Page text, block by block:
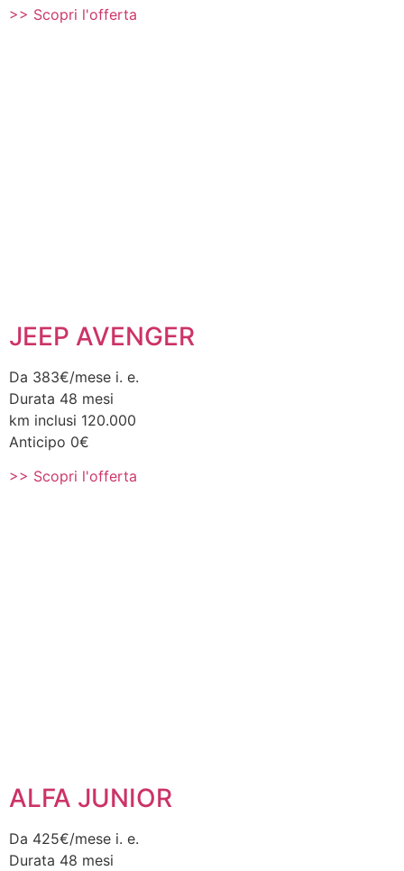
>> Scopri l'offerta
JEEP AVENGER
Da 383€/mese i. e.
Durata 48 mesi
km inclusi 120.000
Anticipo 0€
>> Scopri l'offerta
ALFA JUNIOR
Da 425€/mese i. e.
Durata 48 mesi